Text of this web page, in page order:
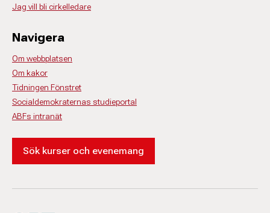
Jag vill bli cirkelledare
Navigera
Om webbplatsen
Om kakor
Tidningen Fönstret
Socialdemokraternas studieportal
ABFs intranät
Sök kurser och evenemang